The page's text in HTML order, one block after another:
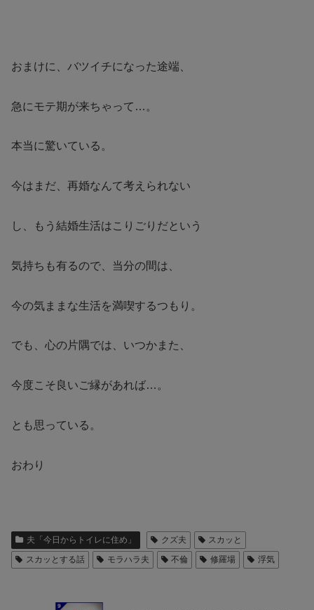
おまけに、バツイチになった途端、
急にモテ期が来ちゃって…。
本当に驚いている。
今はまだ、再婚なんて考えられない
し、もう結婚生活はこりごりだという
気持ちも有るので、当分の間は、
今の気ままな生活を満喫するつもり。
でも、心の片隅では、いつかまた、
今度こそ良いご縁があれば…。
とも思っている。
おわり
夫「今日からトイレに住め」 クズ夫
スカッと
スカッとする話
モラハラ夫 不倫 修羅場 浮気